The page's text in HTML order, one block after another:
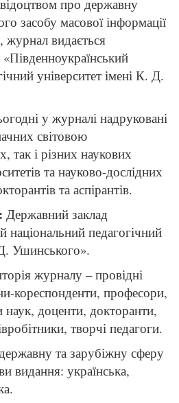
про державну
засобу масової інформації
видається
університет імені К. Д.
у журналі надруковані
світовою
так і різних наукових
та науково-дослідних
та аспірантів.
Державний заклад
національний педагогічний
Ушинського».
журналу – провідні
кореспонденти, професори,
наук, доценти, докторанти,
творчі педагоги.
та зарубіжну сферу
видання: українська,